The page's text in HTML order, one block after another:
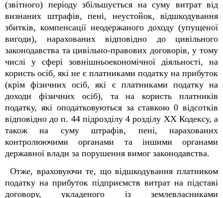
(звітного) періоду збільшується на суму витрат від
визнаних штрафів, пені, неустойок, відшкодування
збитків, компенсації неодержаного доходу (упущеної
вигоди), нарахованих відповідно до цивільного
законодавства та цивільно-правових договорів, у тому
числі у сфері зовнішньоекономічної діяльності, на
користь осіб, які не є платниками податку на прибуток
(крім фізичних осіб, які є платниками податку на
доходи фізичних осіб), та на користь платників
податку, які оподатковуються за ставкою 0 відсотків
відповідно до п. 44 підрозділу 4 розділу XX Кодексу, а
також на суму штрафів, пені, нарахованих
контролюючими органами та іншими органами
державної влади за порушення вимог законодавства.
Отже, враховуючи те, що відшкодування платником
податку на прибуток підприємств витрат на підставі
договору, укладеного із землевласниками